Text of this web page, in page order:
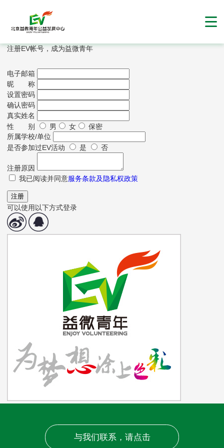
注册EV帐号，成为益微青年
电子邮箱
昵 称
设置密码
确认密码
真实姓名
性 别
男 女
保密
所属学校/单位
是否参加过EV活动
是 否
注册原因
我已阅读并同意服务条款及隐私权政策
注册
可以使用以下方式登录
与我们联系，请点击